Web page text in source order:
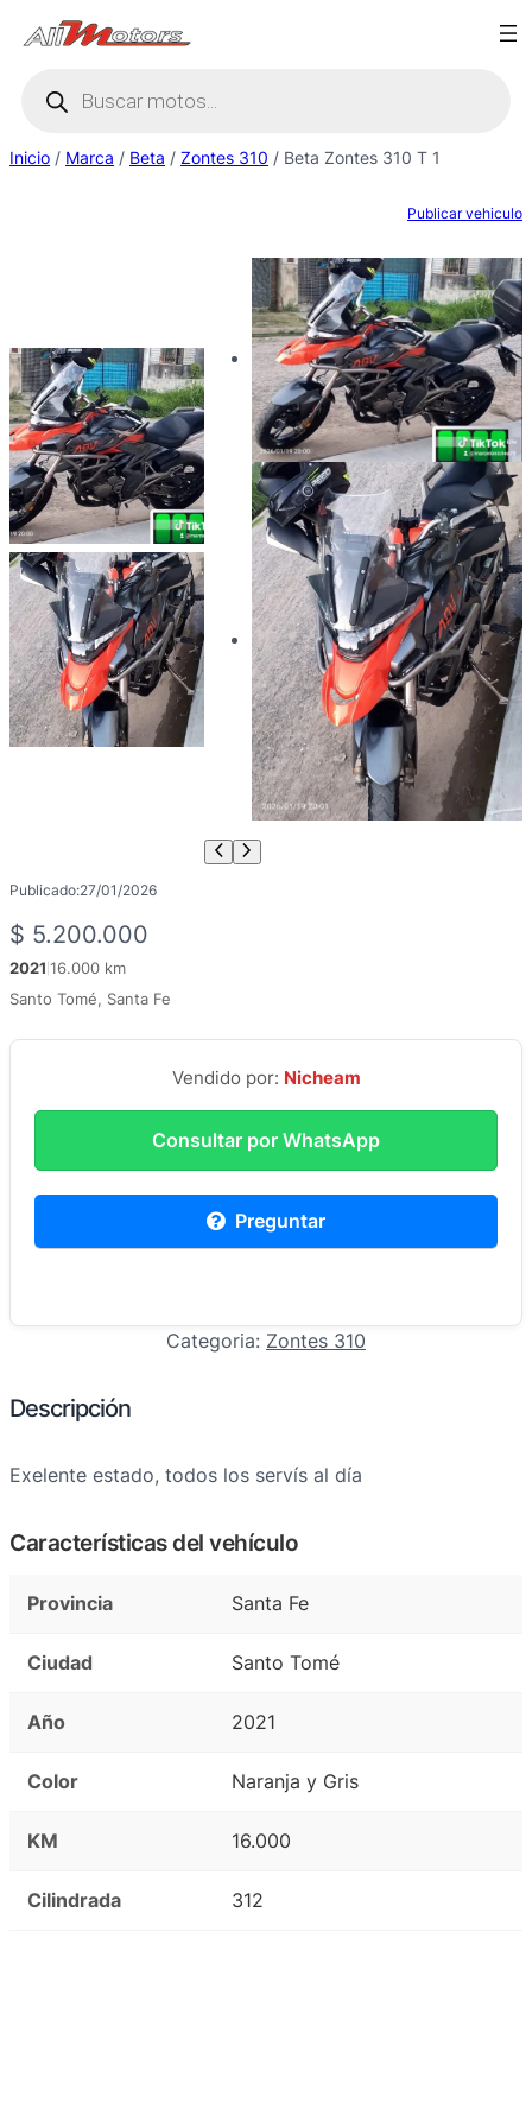
Saltar
al
productos
Inicio / Marca / Beta / Zontes 310 / Beta Zontes 310 T 1
Publicar vehiculo
Publicado:27/01/2026
$ 5.200.000
2021 16.000 km
Santo Tomé, Santa Fe
Vendido por: Nicheam
Consultar por WhatsApp
Preguntar
Categoria: Zontes 310
Descripción
Exelente estado, todos los servís al día
Características del vehículo
Provincia Santa Fe
Ciudad Santo Tomé
Año 2021
Color Naranja y Gris
KM 16.000
Cilindrada 312